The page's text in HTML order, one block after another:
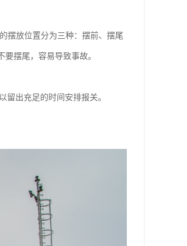
摆放位置分为三种：摆前、摆尾
摆尾，容易导致事故。
留出充足的时间安排报关。